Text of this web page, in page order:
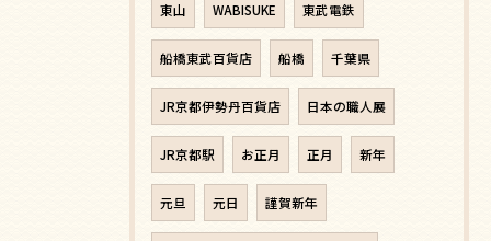
東山 WABISUKE 東武電鉄
船橋東武百貨店 船橋 千葉県
JR京都伊勢丹百貨店 日本の職人展
JR京都駅 お正月 正月 新年
元旦 元日 謹賀新年